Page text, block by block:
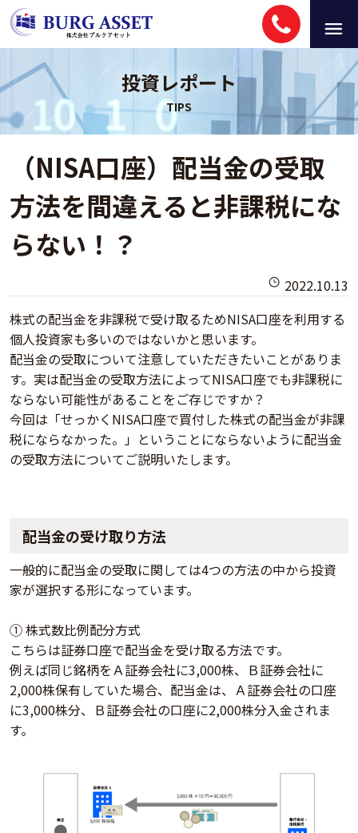
投資レポート
（NISA口座）配当金の受取
方法を間違えると非課税にな
らない！？
2022.10.13
株式の配当金を非課税で受け取るためNISA口座を利用する
個人投資家も多いのではないかと思います。
配当金の受取について注意していただきたいことがありま
す。実は配当金の受取方法によってNISA口座でも非課税に
ならない可能性があることをご存じですか？
今回は「せっかくNISA口座で買付した株式の配当金が非課
税にならなかった。」ということにならないように配当金
の受取方法についてご説明いたします。
配当金の受け取り方法
一般的に配当金の受取に関しては4つの方法の中から投資
家が選択する形になっています。
① 株式数比例配分方式
こちらは証券口座で配当金を受け取る方法です。
例えば同じ銘柄をＡ証券会社に3,000株、Ｂ証券会社に
2,000株保有していた場合、配当金は、Ａ証券会社の口座
に3,000株分、Ｂ証券会社の口座に2,000株分入金されま
す。